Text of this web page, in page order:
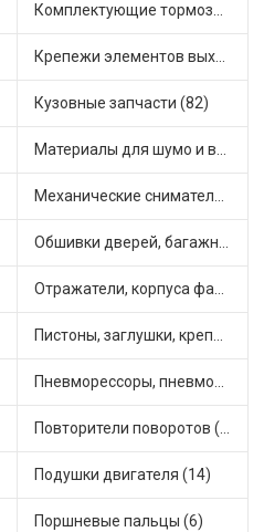
Комплектующие тормозной системы (22)
Крепежи элементов выхлопной системы (5)
Кузовные запчасти (82)
Материалы для шумо и виброизоляции (1)
Механические сниматели (1)
Обшивки дверей, багажника, потолков, накладки салона (36)
Отражатели, корпуса фар и фонарей (1)
Пистоны, заглушки, крепежные элементы (12)
Пневморессоры, пневмоподушки (1)
Повторители поворотов (10)
Подушки двигателя (14)
Поршневые пальцы (6)